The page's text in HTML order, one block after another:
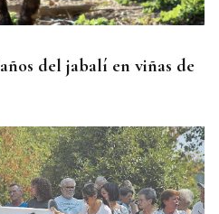
del jabalí en viñas de